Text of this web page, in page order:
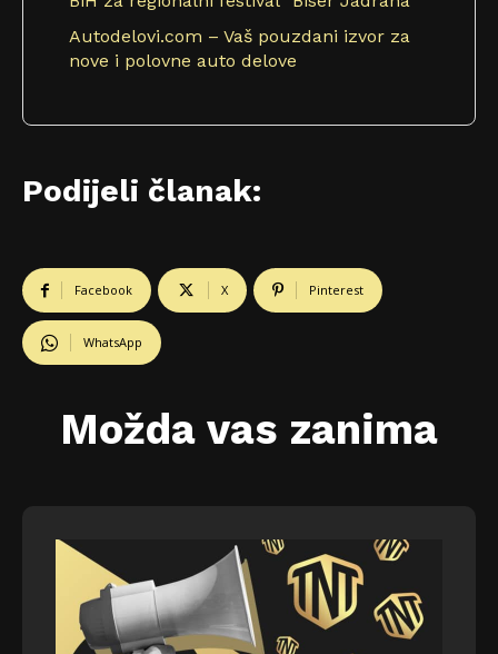
Autodelovi.com – Vaš pouzdani izvor za
nove i polovne auto delove
Podijeli članak:
Facebook X Pinterest
WhatsApp
Možda vas zanima